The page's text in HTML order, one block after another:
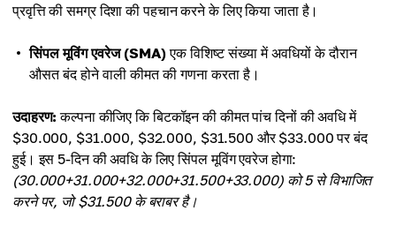
प्रवृत्ति की समग्र दिशा की पहचान करने के लिए किया जाता है।
सिंपल मूविंग एवरेज (SMA)एक विशिष्ट संख्या में अवधियों के दौरान
औसत बंद होने वाली कीमत की गणना करता है।
उदाहरण: कल्पना कीजिए कि बिटकॉइन की कीमत पांच दिनों की अवधि में
$30.000, $31.000, $32.000, $31.500 और $33.000 पर बंद
हुई। इस 5-दिन की अवधि के लिए सिंपल मूविंग एवरेज होगा:
(30.000+31.000+32.000+31.500+33.000) को 5 से विभाजित
करने पर, जो $31.500 के बराबर है।